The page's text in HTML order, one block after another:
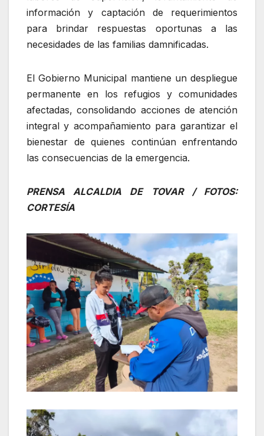
información y captación de requerimientos
para brindar respuestas oportunas a las
necesidades de las familias damnificadas.
El Gobierno Municipal mantiene un despliegue
permanente en los refugios y comunidades
afectadas, consolidando acciones de atención
integral y acompañamiento para garantizar el
bienestar de quienes continúan enfrentando
las consecuencias de la emergencia.
PRENSA ALCALDIA DE TOVAR / FOTOS:
CORTESÍA